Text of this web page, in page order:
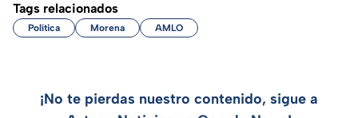
Tags relacionados
Política Morena AMLO
¡No te pierdas nuestro contenido, sigue a